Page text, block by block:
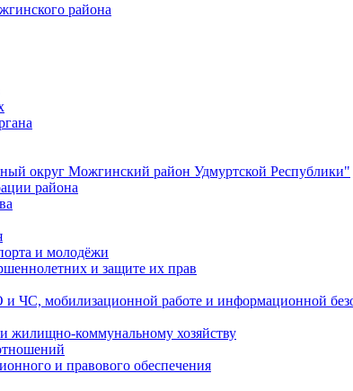
района
округ Можгинский район Удмуртской Республики"
района
и молодёжи
и защите их прав
ЧС, мобилизационной работе и информационной
жилищно-коммунальному хозяйству
и правового обеспечения